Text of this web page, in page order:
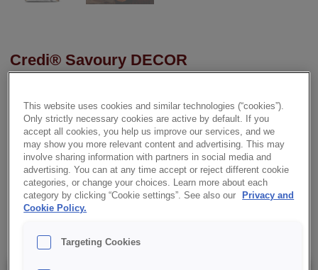
Credi® Savoury DECOR
Eine Streuwürze, inspiriert von der indischen Küche. Verleiht
Speisen eine charakteristische Farbe und ein pikantes Aroma.
Ideal zum Verfeinern von salzigen Snacks.
✔ Tandoori-Geschmack
✔ Unverwechselbares Aroma
This website uses cookies and similar technologies (“cookies”).
Only strictly necessary cookies are active by default. If you
accept all cookies, you help us improve our services, and we
may show you more relevant content and advertising. This may
involve sharing information with partners in social media and
advertising. You can at any time accept or reject different cookie
categories, or change your choices. Learn more about each
category by clicking “Cookie settings”. See also our
Privacy and
Cookie Policy.
Targeting Cookies